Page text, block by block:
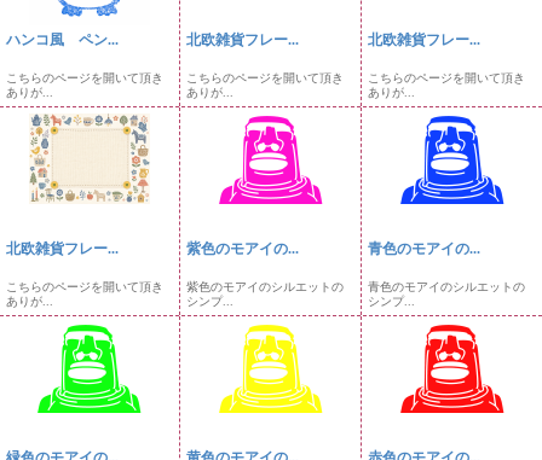
ハンコ風 ペン...
こちらのページを開いて頂き
ありが...
北欧雑貨フレー...
こちらのページを開いて頂き
ありが...
北欧雑貨フレー...
こちらのページを開いて頂き
ありが...
北欧雑貨フレー...
こちらのページを開いて頂き
ありが...
紫色のモアイの...
紫色のモアイのシルエットの
シンプ...
青色のモアイの...
青色のモアイのシルエットの
シンプ...